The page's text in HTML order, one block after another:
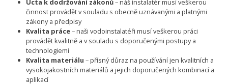
Úcta k dodržování zákonů– náš instalatér musí veškerou
činnost provádět v souladu s obecně uznávanými a platnými
zákony a předpisy
Kvalita práce– naši vodoinstalatéři musí veškerou práci
provádět kvalitně a v souladu s doporučenými postupy a
technologiemi
Kvalita materiálu – přísný důraz na používání jen kvalitních a
vysokojakostních materiálů a jejich doporučených kombinací a
aplikací